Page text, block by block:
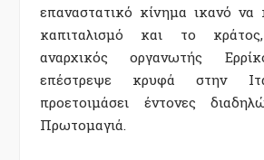
επαναστατικό κίνημα ικανό να
καπιταλισμό και το
αναρχικός οργανωτής
επέστρεψε κρυφά στην
προετοιμάσει έντονες
Πρωτομαγιά.